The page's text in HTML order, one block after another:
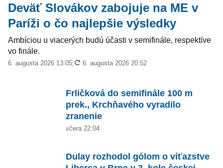
Deväť Slovákov zabojuje na ME v
Paríži o čo najlepšie výsledky
Ambíciou u viacerých budú účasti v semifinále, respektíve
vo finále.
6. augusta 2026 13:05 aktualizované
6. augusta 2026 20:52
Frličková do semifinále 100 m
prek., Krchňavého vyradilo
zranenie
včera 22:04
Dulay rozhodol gólom o víťazstve